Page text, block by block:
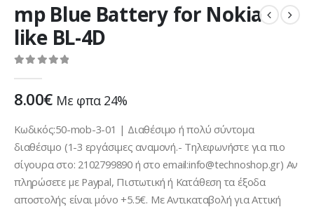
mp Blue Battery for Nokia
like BL-4D
8.00€ Με φπα 24%
Κωδικός:50-mob-3-01 | Διαθέσιμο ή πολύ σύντομα
διαθέσιμο (1-3 εργάσιμες αναμονή.- Τηλεφωνήστε για πιο
σίγουρα στο: 2102799890 ή στο email:info@technoshop.gr) Αν
πληρώσετε με Paypal, Πιστωτική ή Κατάθεση τα έξοδα
αποστολής είναι μόνο +5.5€. Με Αντικαταβολή για Αττική